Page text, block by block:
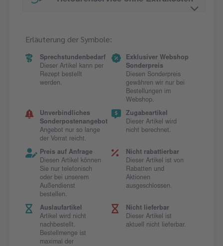
Erläuterung der Symbole:
Sprechstundenbedarf
Dieser Artikel kann per
Rezept bestellt
werden.
Exklusiver Webshop
Sonderpreis
Diesen Sonderpreis
gewähren wir nur bei
Bestellungen im
Webshop.
Unverbindliches
Sonderpostenangebot
Angebot nur so lange
der Vorrat reicht.
Zugabeartikel
Dieser Artikel wird
nicht berechnet.
Preis auf Anfrage
Diesen Artikel können
Sie nur telefonisch
oder bei unserem
Außendienst
bestellen.
Nicht rabattierbar
Dieser Artikel ist von
Rabatten und
Aktionen
ausgeschlossen.
Auslaufartikel
Artikel wird nicht
nachbestellt.
Bestellmenge ist
maximal der
Nicht lieferbar
Dieser Artikel ist
aktuell nicht lieferbar.